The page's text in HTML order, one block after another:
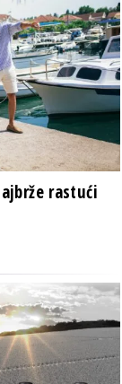
rastući